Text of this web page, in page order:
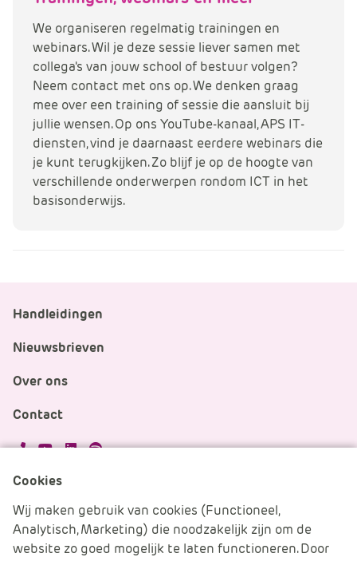
We organiseren regelmatig trainingen en
webinars. Wil je deze sessie liever samen met
collega's van jouw school of bestuur volgen?
Neem contact met ons op. We denken graag
mee over een training of sessie die aansluit bij
jullie wensen. Op ons YouTube-kanaal, APS IT-
diensten, vind je daarnaast eerdere webinars die
je kunt terugkijken. Zo blijf je op de hoogte van
verschillende onderwerpen rondom ICT in het
basisonderwijs.
Handleidingen
Nieuwsbrieven
Over ons
Contact
Cookies beheren
Cookie verklaring
Cookies
Wij maken gebruik van cookies (Functioneel,
Analytisch, Marketing) die noodzakelijk zijn om de
website zo goed mogelijk te laten functioneren. Door